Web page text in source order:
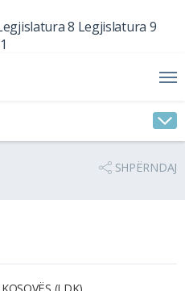
8 Legjislatura 9
SHPËRNDAJ